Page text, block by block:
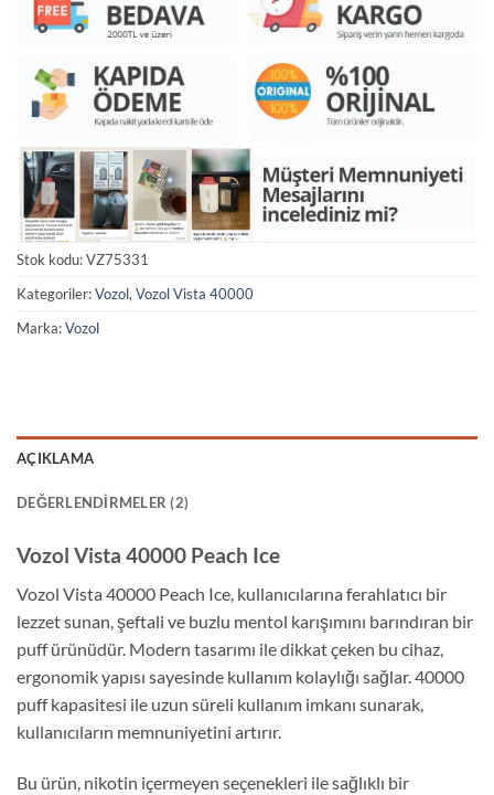
Stok kodu:VZ75331
Kategoriler:Vozol,Vozol Vista 40000
Marka:Vozol
AÇIKLAMA
DEĞERLENDIRMELER (2)
Vozol Vista 40000 Peach Ice
Vozol Vista 40000 Peach Ice, kullanıcılarına ferahlatıcı bir
lezzet sunan, şeftali ve buzlu mentol karışımını barındıran bir
puff ürünüdür. Modern tasarımı ile dikkat çeken bu cihaz,
ergonomik yapısı sayesinde kullanım kolaylığı sağlar. 40000
puff kapasitesi ile uzun süreli kullanım imkanı sunarak,
kullanıcıların memnuniyetini artırır.
Bu ürün, nikotin içermeyen seçenekleri ile sağlıklı bir